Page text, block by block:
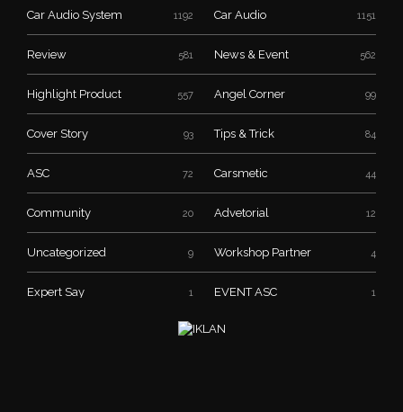
Car Audio System 1192 Car Audio 1151
Review 581 News & Event 562
Highlight Product 557 Angel Corner 99
Cover Story 93 Tips & Trick 84
ASC 72 Carsmetic 44
Community 20 Advetorial 12
Uncategorized 9 Workshop Partner 4
Expert Say 1 EVENT ASC 1